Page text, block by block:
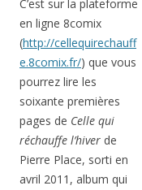
C’est sur la plateforme
en ligne 8comix
(http://cellequirechauff
e.8comix.fr/) que vous
pourrez lire les
soixante premières
pages de Celle qui
réchauffe l’hiver de
Pierre Place, sorti en
avril 2011, album qui